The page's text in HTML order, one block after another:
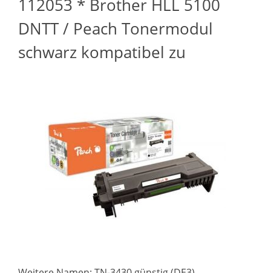
112053 * Brother HLL 5100
DNTT / Peach Tonermodul
schwarz kompatibel zu